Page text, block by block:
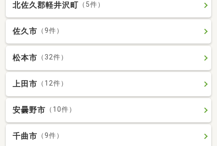
北佐久郡軽井沢町 （5件）
佐久市 （9件）
松本市 （32件）
上田市 （12件）
安曇野市 （10件）
千曲市 （9件）